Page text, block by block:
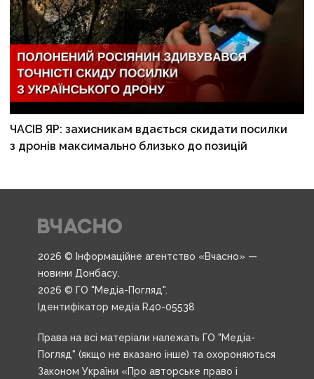
ЧАСІВ ЯР: захисникам вдається скидати посилки
з дронів максимально близько до позицій
2026 © Інформаційне агентство «Вчасно» —
новини Донбасу.
2026 © ГО "Медіа-Погляд".
Ідентифікатор медіа R40-05538
Права на всі матеріали належать ГО "Медіа-
Погляд" (якщо не вказано інше) та охороняються
Законом України «Про авторське право і